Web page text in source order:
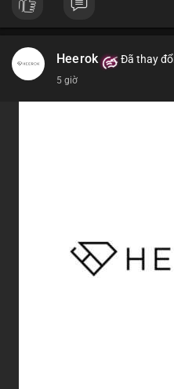
#vlikevn #titanbot
Heerok Đã thay
5 giờ